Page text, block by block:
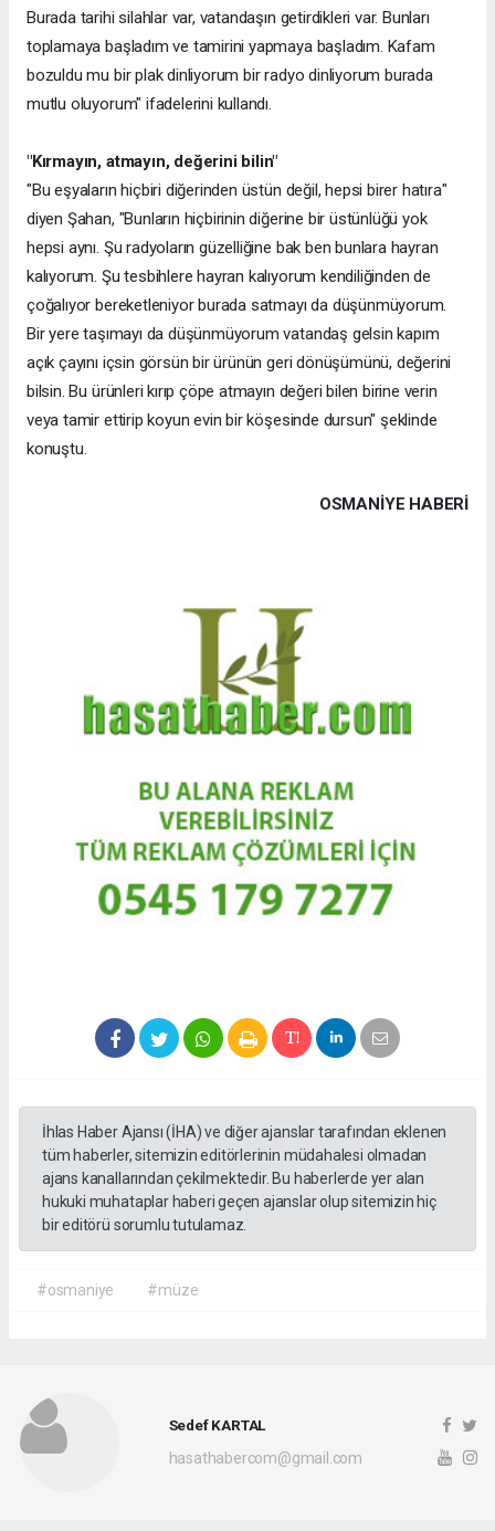
Burada tarihi silahlar var, vatandaşın getirdikleri var. Bunları
toplamaya başladım ve tamirini yapmaya başladım. Kafam
bozuldu mu bir plak dinliyorum bir radyo dinliyorum burada
mutlu oluyorum" ifadelerini kullandı.
"Kırmayın, atmayın, değerini bilin"
"Bu eşyaların hiçbiri diğerinden üstün değil, hepsi birer hatıra"
diyen Şahan, "Bunların hiçbirinin diğerine bir üstünlüğü yok
hepsi aynı. Şu radyoların güzelliğine bak ben bunlara hayran
kalıyorum. Şu tesbihlere hayran kalıyorum kendiliğinden de
çoğalıyor bereketleniyor burada satmayı da düşünmüyorum.
Bir yere taşımayı da düşünmüyorum vatandaş gelsin kapım
açık çayını içsin görsün bir ürünün geri dönüşümünü, değerini
bilsin. Bu ürünleri kırıp çöpe atmayın değeri bilen birine verin
veya tamir ettirip koyun evin bir köşesinde dursun" şeklinde
konuştu.
OSMANIYE HABERİ
İhlas Haber Ajansı (İHA) ve diğer ajanslar tarafından eklenen
tüm haberler, sitemizin editörlerinin müdahalesi olmadan
ajans kanallarından çekilmektedir. Bu haberlerde yer alan
hukuki muhataplar haberi geçen ajanslar olup sitemizin hiç
bir editörü sorumlu tutulamaz.
#osmaniye #müze
Sedef KARTAL
hasathabercom@gmail.com